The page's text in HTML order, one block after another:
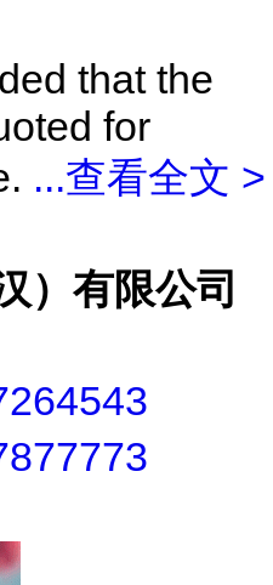
that the
for
...查看全文 >
）有限公司